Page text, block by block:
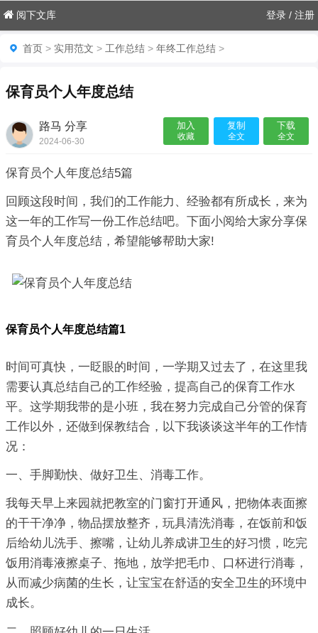
阅下文库 登录 / 注册
首页 > 实用范文 > 工作总结 > 年终工作总结 >
保育员个人年度总结
路马 分享
2024-06-30
加入
收藏
复制
全文
下载
全文
保育员个人年度总结5篇
回顾这段时间，我们的工作能力、经验都有所成长，来为
这一年的工作写一份工作总结吧。下面小阅给大家分享保
育员个人年度总结，希望能够帮助大家!
保育员个人年度总结篇1
时间可真快，一眨眼的时间，一学期又过去了，在这里我
需要认真总结自己的工作经验，提高自己的保育工作水
平。这学期我带的是小班，我在努力完成自己分管的保育
工作以外，还做到保教结合，以下我谈谈这半年的工作情
况：
一、手脚勤快、做好卫生、消毒工作。
我每天早上来园就把教室的门窗打开通风，把物体表面擦
的干干净净，物品摆放整齐，玩具清洗消毒，在饭前和饭
后给幼儿洗手、擦嘴，让幼儿养成讲卫生的好习惯，吃完
饭用消毒液擦桌子、拖地，放学把毛巾、口杯进行消毒，
从而减少病菌的生长，让宝宝在舒适的安全卫生的环境中
成长。